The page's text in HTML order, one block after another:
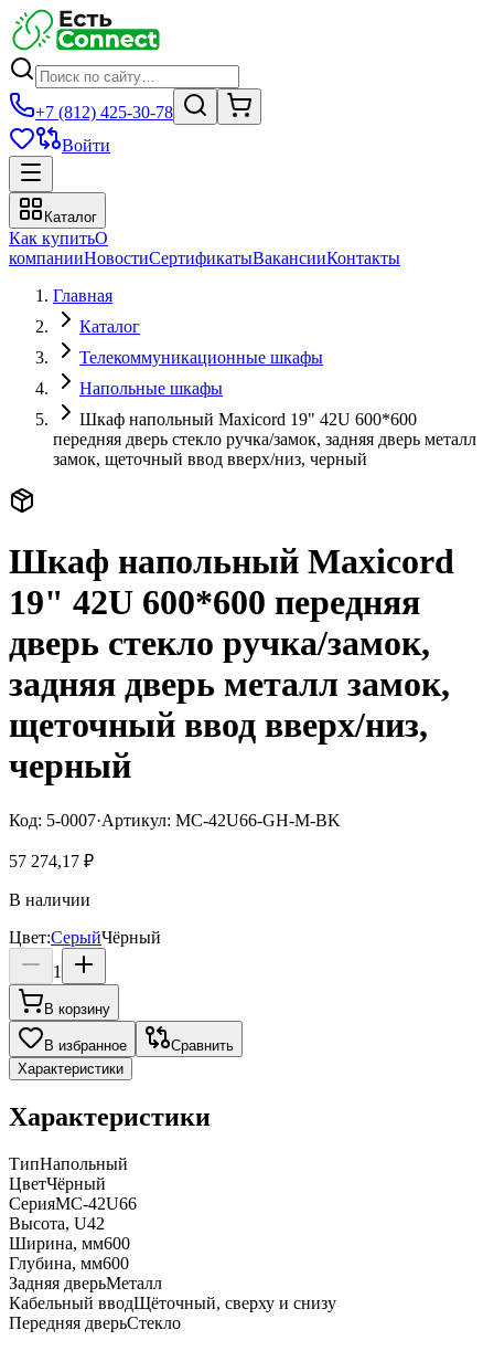
+7 (812) 425-30-78
Войти
Каталог
Как купитьО
компанииНовостиСертификатыВакансииКонтакты
Главная
Каталог
Телекоммуникационные шкафы
Напольные шкафы
Шкаф напольный Maxicord 19" 42U 600*600
передняя дверь стекло ручка/замок, задняя дверь металл
замок, щеточный ввод вверх/низ, черный
Шкаф напольный Maxicord
19" 42U 600*600 передняя
дверь стекло ручка/замок,
задняя дверь металл замок,
щеточный ввод вверх/низ,
черный
Код: 5-0007·Артикул: MC-42U66-GH-M-BK
57 274,17 ₽
В наличии
Цвет:СерыйЧёрный
1
В корзину
В избранное
Сравнить
Характеристики
Характеристики
ТипНапольный
ЦветЧёрный
СерияMC-42U66
Высота, U42
Ширина, мм600
Глубина, мм600
Задняя дверьМеталл
Кабельный вводЩёточный, сверху и снизу
Передняя дверьСтекло